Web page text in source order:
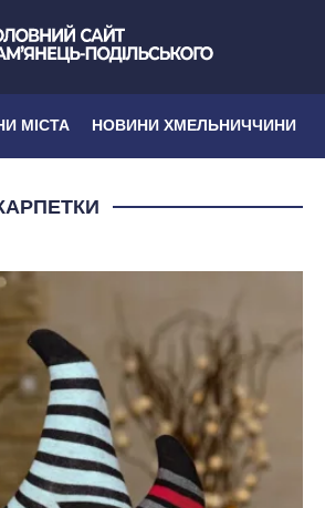
МІСТА НОВИНИ ХМЕЛЬНИЧЧИНИ